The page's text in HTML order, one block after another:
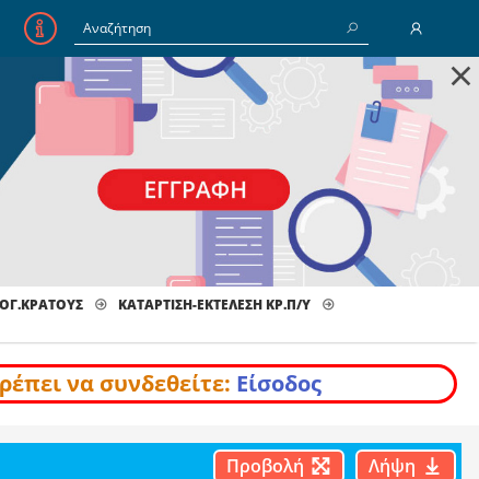
E-Mail
Κωδικός
Να με θυμάσαι
×
ΚΑΤΆΡΤΙΣΗ-ΕΚΤΈΛΕΣΗ ΚΡ.Π/Υ
να συνδεθείτε: Είσοδος
Προβολή Λήψη